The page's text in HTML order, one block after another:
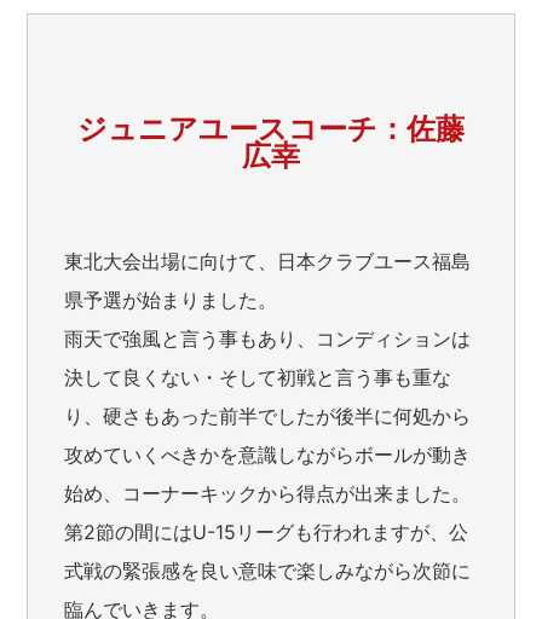
ジュニアユースコーチ：佐藤
広幸
東北大会出場に向けて、日本クラブユース福島
県予選が始まりました。
雨天で強風と言う事もあり、コンディションは
決して良くない・そして初戦と言う事も重な
り、硬さもあった前半でしたが後半に何処から
攻めていくべきかを意識しながらボールが動き
始め、コーナーキックから得点が出来ました。
第2節の間にはU-15リーグも行われますが、公
式戦の緊張感を良い意味で楽しみながら次節に
臨んでいきます。